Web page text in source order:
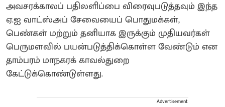
அவசரக்காலப் பதிலளிப்பை விரைவுபடுத்தவும் இந்த
ஏ.ஐ வாட்ஸ்அப் சேவையைப் பொதுமக்கள்,
பெண்கள் மற்றும் தனியாக இருக்கும் முதியவர்கள்
பெருமளவில் பயன்படுத்திக்கொள்ள வேண்டும் என
தாம்பரம் மாநகரக் காவல்துறை
கேட்டுக்கொண்டுள்ளது.
Advertisement